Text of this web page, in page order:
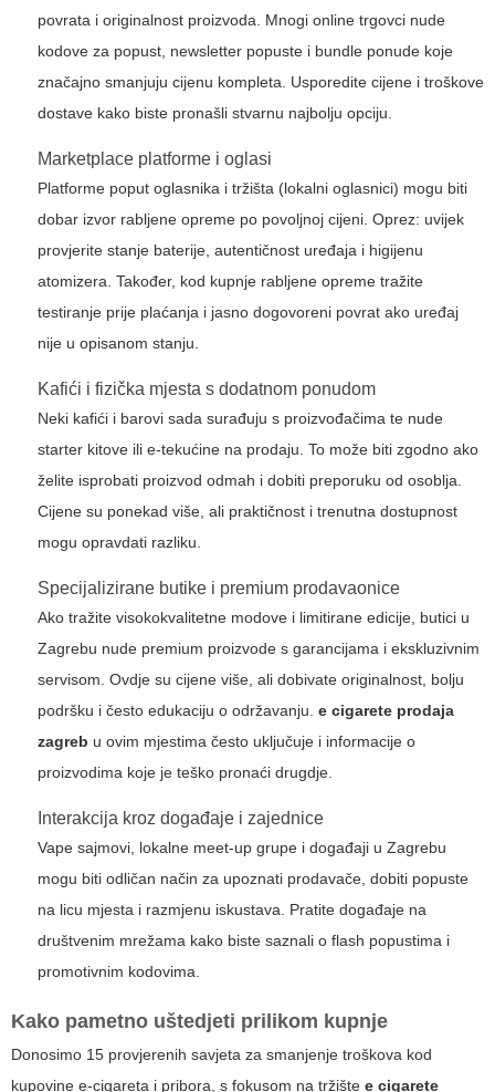
povrata i originalnost proizvoda. Mnogi online trgovci nude
kodove za popust, newsletter popuste i bundle ponude koje
značajno smanjuju cijenu kompleta. Usporedite cijene i troškove
dostave kako biste pronašli stvarnu najbolju opciju.
Marketplace platforme i oglasi
Platforme poput oglasnika i tržišta (lokalni oglasnici) mogu biti
dobar izvor rabljene opreme po povoljnoj cijeni. Oprez: uvijek
provjerite stanje baterije, autentičnost uređaja i higijenu
atomizera. Također, kod kupnje rabljene opreme tražite
testiranje prije plaćanja i jasno dogovoreni povrat ako uređaj
nije u opisanom stanju.
Kafići i fizička mjesta s dodatnom ponudom
Neki kafići i barovi sada surađuju s proizvođačima te nude
starter kitove ili e-tekućine na prodaju. To može biti zgodno ako
želite isprobati proizvod odmah i dobiti preporuku od osoblja.
Cijene su ponekad više, ali praktičnost i trenutna dostupnost
mogu opravdati razliku.
Specijalizirane butike i premium prodavaonice
Ako tražite visokokvalitetne modove i limitirane edicije, butici u
Zagrebu nude premium proizvode s garancijama i ekskluzivnim
servisom. Ovdje su cijene više, ali dobivate originalnost, bolju
podršku i često edukaciju o održavanju. e cigarete prodaja
zagreb u ovim mjestima često uključuje i informacije o
proizvodima koje je teško pronaći drugdje.
Interakcija kroz događaje i zajednice
Vape sajmovi, lokalne meet-up grupe i događaji u Zagrebu
mogu biti odličan način za upoznati prodavače, dobiti popuste
na licu mjesta i razmjenu iskustava. Pratite događaje na
društvenim mrežama kako biste saznali o flash popustima i
promotivnim kodovima.
Kako pametno uštedjeti prilikom kupnje
Donosimo 15 provjerenih savjeta za smanjenje troškova kod
kupovine e-cigareta i pribora, s fokusom na tržište e cigarete